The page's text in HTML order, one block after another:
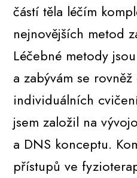
částí těla léčím
nejnovějších metod
Léčebné metody
a zabývám se
individuálních
jsem založil na
a DNS konceptu.
přístupů ve